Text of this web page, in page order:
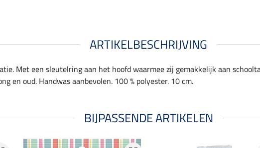
ARTIKELBESCHRIJVING
Met een sleutelring aan het hoofd waarmee zij gemakkelijk aan
en oud. Handwas aanbevolen. 100 % polyester. 10 cm.
BIJPASSENDE ARTIKELEN